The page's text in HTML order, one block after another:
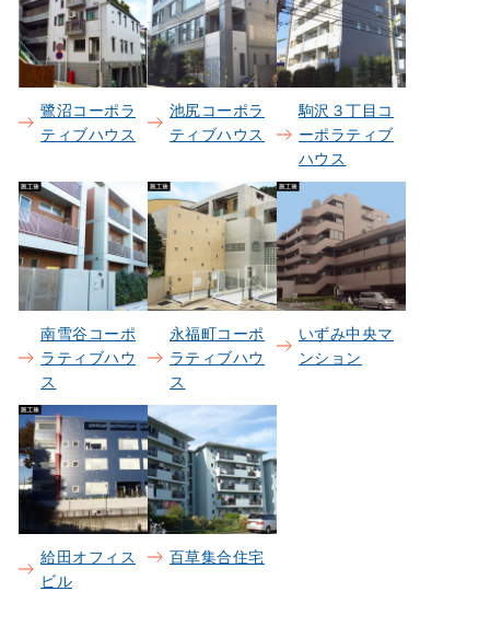
鷺沼コーポラ
ティブハウス
池尻コーポラ
ティブハウス
駒沢３丁目コ
ーポラティブ
ハウス
南雪谷コーポ
ラティブハウ
ス
永福町コーポ
ラティブハウ
ス
いずみ中央マ
ンション
給田オフィス
ビル
百草集合住宅